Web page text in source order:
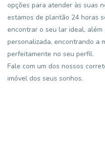
opções para atender às suas
estamos de plantão 24 horas
encontrar o seu lar ideal,
personalizada, encontrando a
perfeitamente no seu perfil.
Fale com um dos nossos
imóvel dos seus sonhos.